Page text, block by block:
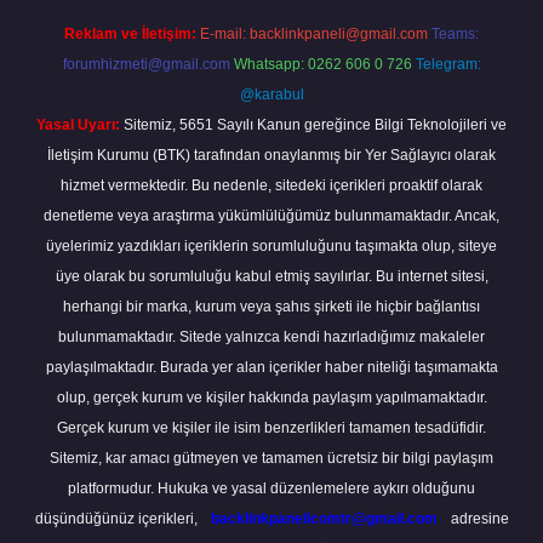
Reklam ve İletişim: E-mail: backlinkpaneli@gmail.com Teams:
forumhizmeti@gmail.com Whatsapp: 0262 606 0 726 Telegram:
@karabul
Yasal Uyarı: Sitemiz, 5651 Sayılı Kanun gereğince Bilgi Teknolojileri ve
İletişim Kurumu (BTK) tarafından onaylanmış bir Yer Sağlayıcı olarak
hizmet vermektedir. Bu nedenle, sitedeki içerikleri proaktif olarak
denetleme veya araştırma yükümlülüğümüz bulunmamaktadır. Ancak,
üyelerimiz yazdıkları içeriklerin sorumluluğunu taşımakta olup, siteye
üye olarak bu sorumluluğu kabul etmiş sayılırlar. Bu internet sitesi,
herhangi bir marka, kurum veya şahıs şirketi ile hiçbir bağlantısı
bulunmamaktadır. Sitede yalnızca kendi hazırladığımız makaleler
paylaşılmaktadır. Burada yer alan içerikler haber niteliği taşımamakta
olup, gerçek kurum ve kişiler hakkında paylaşım yapılmamaktadır.
Gerçek kurum ve kişiler ile isim benzerlikleri tamamen tesadüfidir.
Sitemiz, kar amacı gütmeyen ve tamamen ücretsiz bir bilgi paylaşım
platformudur. Hukuka ve yasal düzenlemelere aykırı olduğunu
düşündüğünüz içerikleri,
backlinkpanelicomtr@gmail.com
adresine